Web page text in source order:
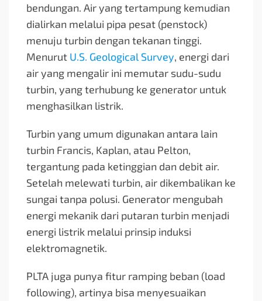
bendungan. Air yang tertampung kemudian
dialirkan melalui pipa pesat (penstock)
menuju turbin dengan tekanan tinggi.
Menurut U.S. Geological Survey, energi dari
air yang mengalir ini memutar sudu-sudu
turbin, yang terhubung ke generator untuk
menghasilkan listrik.
Turbin yang umum digunakan antara lain
turbin Francis, Kaplan, atau Pelton,
tergantung pada ketinggian dan debit air.
Setelah melewati turbin, air dikembalikan ke
sungai tanpa polusi. Generator mengubah
energi mekanik dari putaran turbin menjadi
energi listrik melalui prinsip induksi
elektromagnetik.
PLTA juga punya fitur ramping beban (load
following), artinya bisa menyesuaikan